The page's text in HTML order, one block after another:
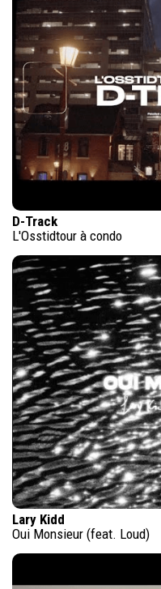
D-Track
L'Osstidtour à condo
Lary Kidd
Oui Monsieur (feat. Loud)